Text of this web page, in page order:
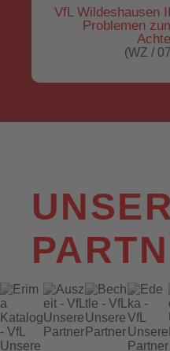
VfL Wildeshausen
Problemen
(WZ /